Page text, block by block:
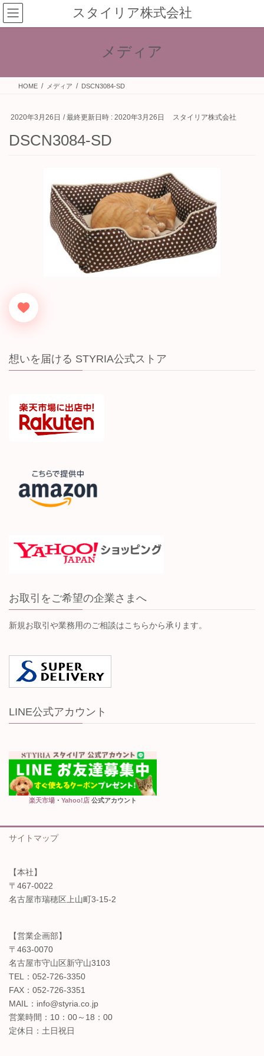
コ
ン
テ
ス
ナ
ビ
ゲ
ン
スタイリア株式会社
メディア
HOME メディア DSCN3084-SD
2020年3月26日 / 最終更新日時 : 2020年3月26日 スタイリア株式会社
DSCN3084-SD
想いを届ける STYRIA公式ストア
お取引をご希望の企業さまへ
新規お取引や業務用のご相談はこちらから承ります。
LINE公式アカウント
楽天市場 ・ Yahoo!店 公式アカウント
サイトマップ
【本社】
〒467-0022
名古屋市瑞穂区上山町3-15-2
【営業企画部】
〒463-0070
名古屋市守山区新守山3103
TEL：052-726-3350
FAX：052-726-3351
MAIL：info@styria.co.jp
営業時間：10：00～18：00
定休日：土日祝日